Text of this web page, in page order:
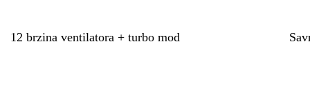
12 brzina ventilatora + turbo mod